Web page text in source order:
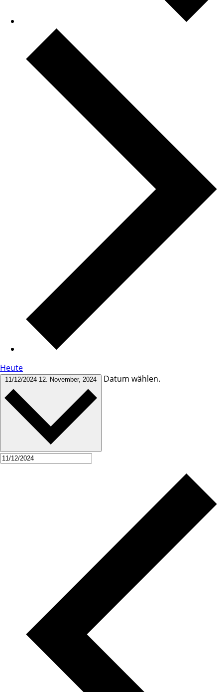
Heute
11/12/2024 12. November, 2024 Datum wählen.